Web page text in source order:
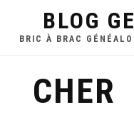
BLOG
BRIC À BRAC
CHER